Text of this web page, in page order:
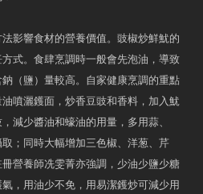
影響食材的營養價值。豉椒炒鮮魷的
式。食肆烹調時一般會先泡油，導致
（鹽）量較高。自家健康烹調的重點
噴灑鑊面，炒香豆豉和香料，加入魷
減少醬油和蠔油的用量，多用蒜、
；同時大幅增加三色椒、洋葱、芹
營養師冼雯菁亦強調，少油少鹽少糖
，用油少不免，用易潔鑊炒可減少用